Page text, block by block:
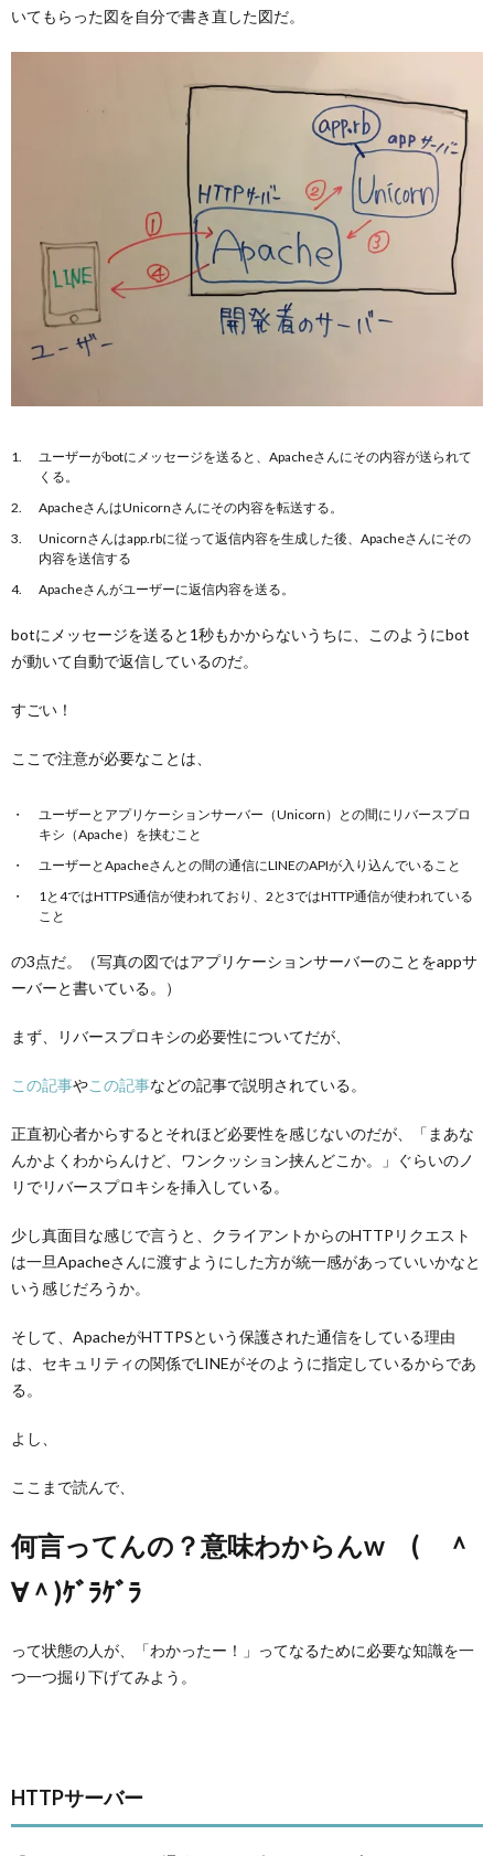
いてもらった図を自分で書き直した図だ。
ユーザーがbotにメッセージを送ると、Apacheさんにその内容が送られて
くる。
ApacheさんはUnicornさんにその内容を転送する。
Unicornさんはapp.rbに従って返信内容を生成した後、Apacheさんにその
内容を送信する
Apacheさんがユーザーに返信内容を送る。
botにメッセージを送ると1秒もかからないうちに、このようにbot
が動いて自動で返信しているのだ。
すごい！
ここで注意が必要なことは、
ユーザーとアプリケーションサーバー（Unicorn）との間にリバースプロ
キシ（Apache）を挟むこと
ユーザーとApacheさんとの間の通信にLINEのAPIが入り込んでいること
1と4ではHTTPS通信が使われており、2と3ではHTTP通信が使われている
こと
の3点だ。（写真の図ではアプリケーションサーバーのことをappサ
ーバーと書いている。）
まず、リバースプロキシの必要性についてだが、
この記事やこの記事などの記事で説明されている。
正直初心者からするとそれほど必要性を感じないのだが、「まあな
んかよくわからんけど、ワンクッション挟んどこか。」ぐらいのノ
リでリバースプロキシを挿入している。
少し真面目な感じで言うと、クライアントからのHTTPリクエスト
は一旦Apacheさんに渡すようにした方が統一感があっていいかなと
いう感じだろうか。
そして、ApacheがHTTPSという保護された通信をしている理由
は、セキュリティの関係でLINEがそのように指定しているからであ
る。
よし、
ここまで読んで、
何言ってんの？意味わからんw ( ＾
∀＾)ｹﾞﾗｹﾞﾗ
って状態の人が、「わかったー！」ってなるために必要な知識を一
つ一つ掘り下げてみよう。
HTTPサーバー